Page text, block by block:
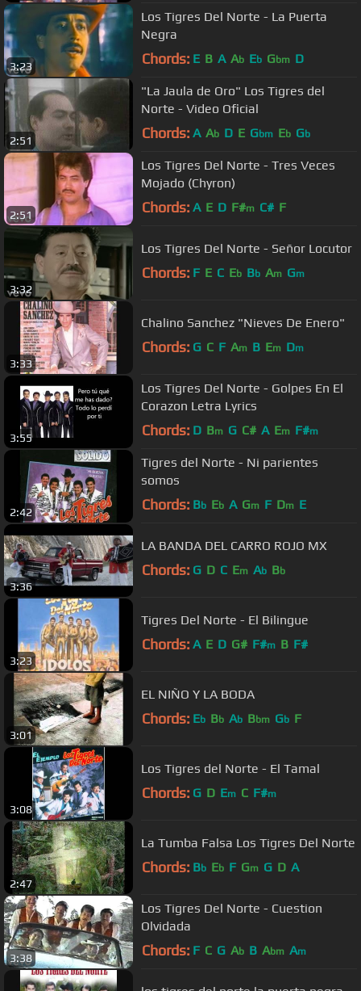
3:23
Los Tigres Del Norte - La Puerta
Negra
Chords: E B A Ab Eb Gbm D
2:51
"La Jaula de Oro" Los Tigres del
Norte - Video Oficial
Chords: A Ab D E Gbm Eb Gb
2:51
Los Tigres Del Norte - Tres Veces
Mojado (Chyron)
Chords: A E D F#m C# F
3:32
Los Tigres Del Norte - Señor Locutor
Chords: F E C Eb Bb Am Gm
3:33
Chalino Sanchez "Nieves De Enero"
Chords: G C F Am B Em Dm
3:55
Los Tigres Del Norte - Golpes En El
Corazon Letra Lyrics
Chords: D Bm G C# A Em F#m
2:42
Tigres del Norte - Ni parientes
somos
Chords: Bb Eb A Gm F Dm E
3:36
LA BANDA DEL CARRO ROJO MX
Chords: G D C Em Ab Bb
3:23
Tigres Del Norte - El Bilingue
Chords: A E D G# F#m B F#
3:01
EL NIÑO Y LA BODA
Chords: Eb Bb Ab Bbm Gb F
3:08
Los Tigres del Norte - El Tamal
Chords: G D Em C F#m
2:47
La Tumba Falsa Los Tigres Del Norte
Chords: Bb Eb F Gm G D A
3:38
Los Tigres Del Norte - Cuestion
Olvidada
Chords: F C G Ab B Abm Am